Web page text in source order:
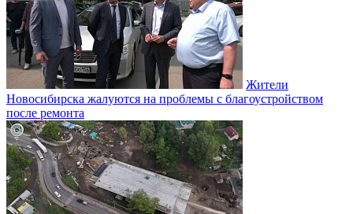
Жители
Новосибирска жалуются на проблемы с благоустройством
после ремонта